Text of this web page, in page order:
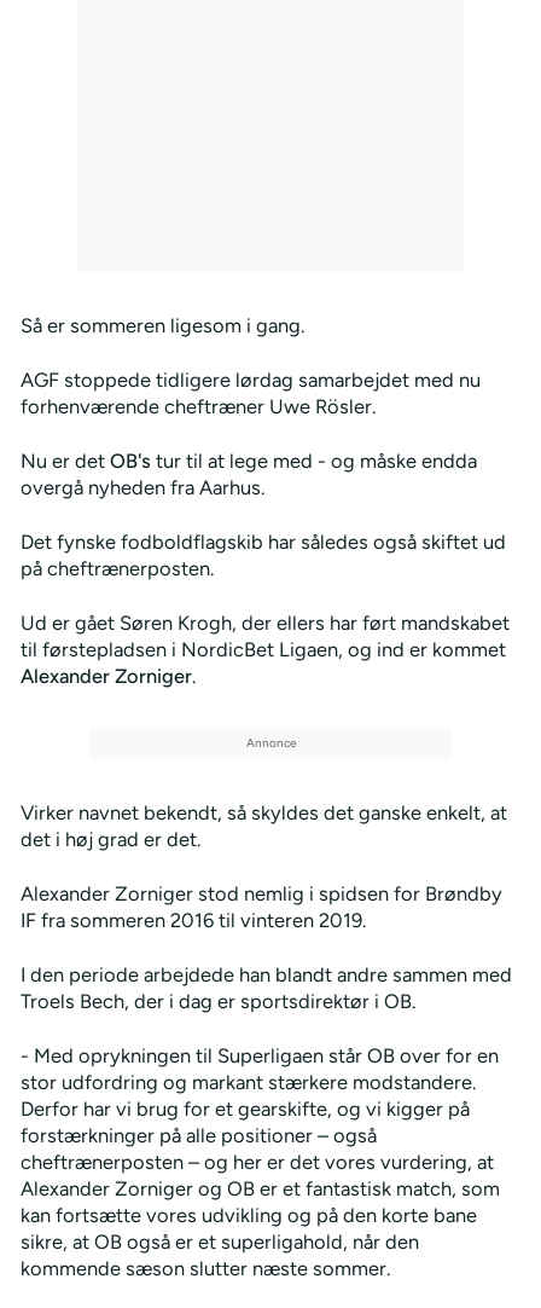
Så er sommeren ligesom i gang.
AGF stoppede tidligere lørdag samarbejdet med nu
forhenværende cheftræner Uwe Rösler.
Nu er det OB's tur til at lege med - og måske endda
overgå nyheden fra Aarhus.
Det fynske fodboldflagskib har således også skiftet ud
på cheftrænerposten.
Ud er gået Søren Krogh, der ellers har ført mandskabet
til førstepladsen i NordicBet Ligaen, og ind er kommet
Alexander Zorniger.
Virker navnet bekendt, så skyldes det ganske enkelt, at
det i høj grad er det.
Alexander Zorniger stod nemlig i spidsen for Brøndby
IF fra sommeren 2016 til vinteren 2019.
I den periode arbejdede han blandt andre sammen med
Troels Bech, der i dag er sportsdirektør i OB.
- Med oprykningen til Superligaen står OB over for en
stor udfordring og markant stærkere modstandere.
Derfor har vi brug for et gearskifte, og vi kigger på
forstærkninger på alle positioner – også
cheftrænerposten – og her er det vores vurdering, at
Alexander Zorniger og OB er et fantastisk match, som
kan fortsætte vores udvikling og på den korte bane
sikre, at OB også er et superligahold, når den
kommende sæson slutter næste sommer.